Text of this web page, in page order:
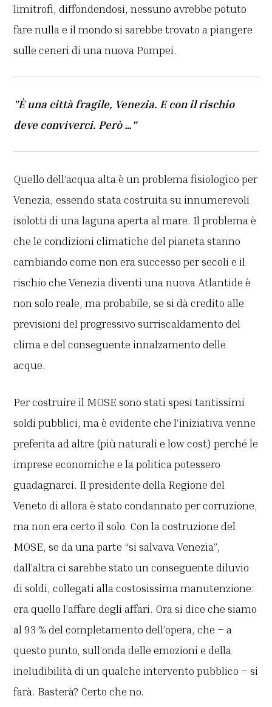
limitrofi, diffondendosi, nessuno avrebbe potuto
fare nulla e il mondo si sarebbe trovato a piangere
sulle ceneri di una nuova Pompei.
"È una città fragile, Venezia. E con il rischio
deve conviverci. Però …"
Quello dell’acqua alta è un problema fisiologico per
Venezia, essendo stata costruita su innumerevoli
isolotti di una laguna aperta al mare. Il problema è
che le condizioni climatiche del pianeta stanno
cambiando come non era successo per secoli e il
rischio che Venezia diventi una nuova Atlantide è
non solo reale, ma probabile, se si dà credito alle
previsioni del progressivo surriscaldamento del
clima e del conseguente innalzamento delle
acque.
Per costruire il MOSE sono stati spesi tantissimi
soldi pubblici, ma è evidente che l’iniziativa venne
preferita ad altre (più naturali e low cost) perché le
imprese economiche e la politica potessero
guadagnarci. Il presidente della Regione del
Veneto di allora è stato condannato per corruzione,
ma non era certo il solo. Con la costruzione del
MOSE, se da una parte “si salvava Venezia”,
dall’altra ci sarebbe stato un conseguente diluvio
di soldi, collegati alla costosissima manutenzione:
era quello l’affare degli affari. Ora si dice che siamo
al 93 % del completamento dell’opera, che – a
questo punto, sull’onda delle emozioni e della
ineludibilità di un qualche intervento pubblico – si
farà. Basterà? Certo che no.